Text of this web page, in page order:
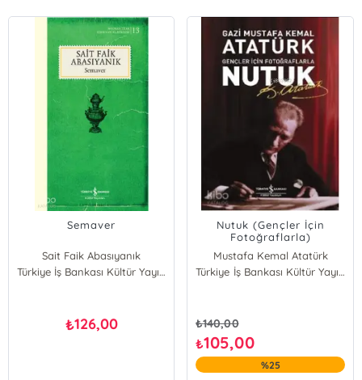
Semaver
Sait Faik Abasıyanık
Türkiye İş Bankası Kültür Yayınları
₺126,00
Nutuk (Gençler İçin
Fotoğraflarla)
Mustafa Kemal Atatürk
Türkiye İş Bankası Kültür Yayınları
₺140,00
₺105,00
%25